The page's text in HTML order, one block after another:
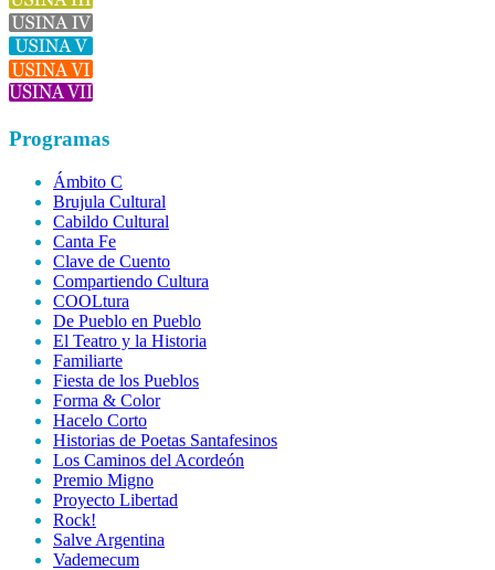
Programas
Ámbito C
Brujula Cultural
Cabildo Cultural
Canta Fe
Clave de Cuento
Compartiendo Cultura
COOLtura
De Pueblo en Pueblo
El Teatro y la Historia
Familiarte
Fiesta de los Pueblos
Forma & Color
Hacelo Corto
Historias de Poetas Santafesinos
Los Caminos del Acordeón
Premio Migno
Proyecto Libertad
Rock!
Salve Argentina
Vademecum